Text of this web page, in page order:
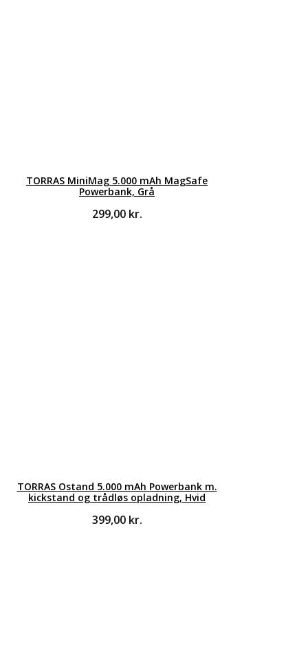
TORRAS MiniMag 5.000 mAh MagSafe
Powerbank, Grå
299,00 kr.
TORRAS Ostand 5.000 mAh Powerbank m.
kickstand og trådløs opladning, Hvid
399,00 kr.